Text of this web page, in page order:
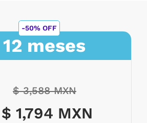
-50% OFF
12 meses
$ 3,588 MXN
$ 1,794 MXN